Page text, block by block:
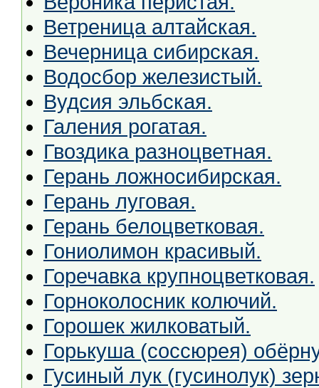
Ветреница алтайская.
Вечерница сибирская.
Водосбор железистый.
Вудсия эльбская.
Галения рогатая.
Гвоздика разноцветная.
Герань ложносибирская.
Герань луговая.
Герань белоцветковая.
Гониолимон красивый.
Горечавка крупноцветковая.
Горноколосник колючий.
Горошек жилковатый.
Горькуша (соссюрея)
Гусиный лук (гусинолук)